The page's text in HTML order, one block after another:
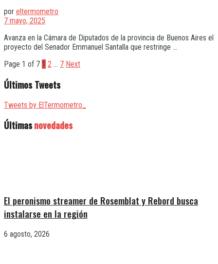
por eltermometro
7 mayo, 2025
Avanza en la Cámara de Diputados de la provincia de Buenos Aires el
proyecto del Senador Emmanuel Santalla que restringe ...
Page 1 of 7 1 2 … 7 Next
Últimos Tweets
Tweets by ElTermometro_
Últimasnovedades
El peronismo streamer de Rosemblat y Rebord busca
instalarse en la región
6 agosto, 2026